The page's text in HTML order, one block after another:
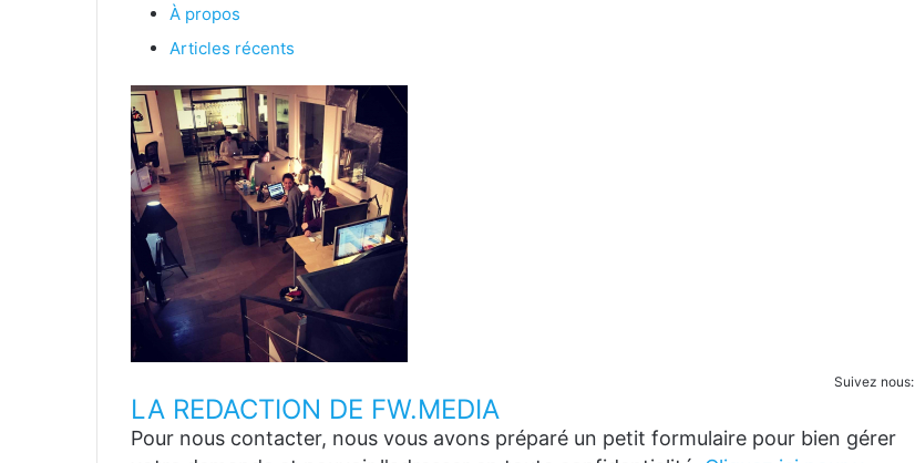
À propos
Articles récents
Suivez nous:
LA REDACTION DE FW.MEDIA
Pour nous contacter, nous vous avons préparé un petit formulaire pour bien gérer